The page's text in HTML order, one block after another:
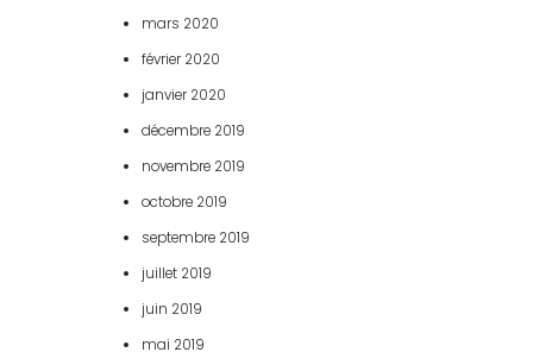
mars 2020
février 2020
janvier 2020
décembre 2019
novembre 2019
octobre 2019
septembre 2019
juillet 2019
juin 2019
mai 2019